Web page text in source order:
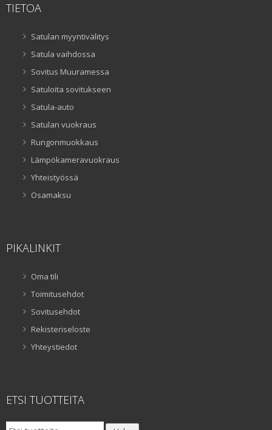
TIETOA
Satulan myyntivälitys
Satula vaihdossa
Sovitus Muuramessa
Satuloita sovitukseen
Satula-auto
Satulan vuokraus
Rungonmuokkaus
Lämpökameravuokraus
Yhteistyössä
Osamaksu
PIKALINKIT
Oma tili
Toimitusehdot
Sovitusehdot
Rekisteriseloste
Yhteystiedot
ETSI TUOTTEITA
Etsi: